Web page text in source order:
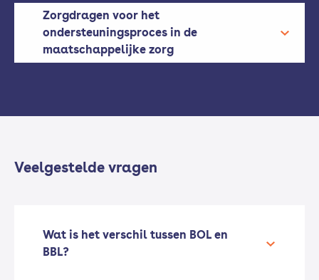
Zorgdragen voor het
ondersteuningsproces in de
maatschappelijke zorg
Veelgestelde vragen
Wat is het verschil tussen BOL en
BBL?